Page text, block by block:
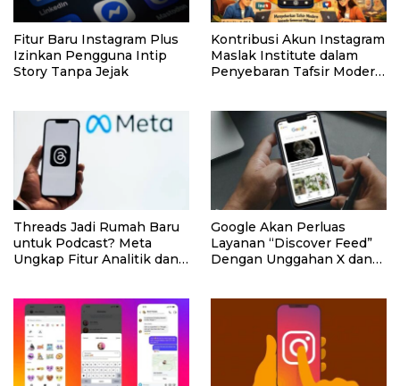
Fitur Baru Instagram Plus
Izinkan Pengguna Intip
Story Tanpa Jejak
Kontribusi Akun Instagram
Maslak Institute dalam
Penyebaran Tafsir Modern
Threads Jadi Rumah Baru
untuk Podcast? Meta
Ungkap Fitur Analitik dan
Google Akan Perluas
Layanan “Discover Feed”
Dengan Unggahan X dan